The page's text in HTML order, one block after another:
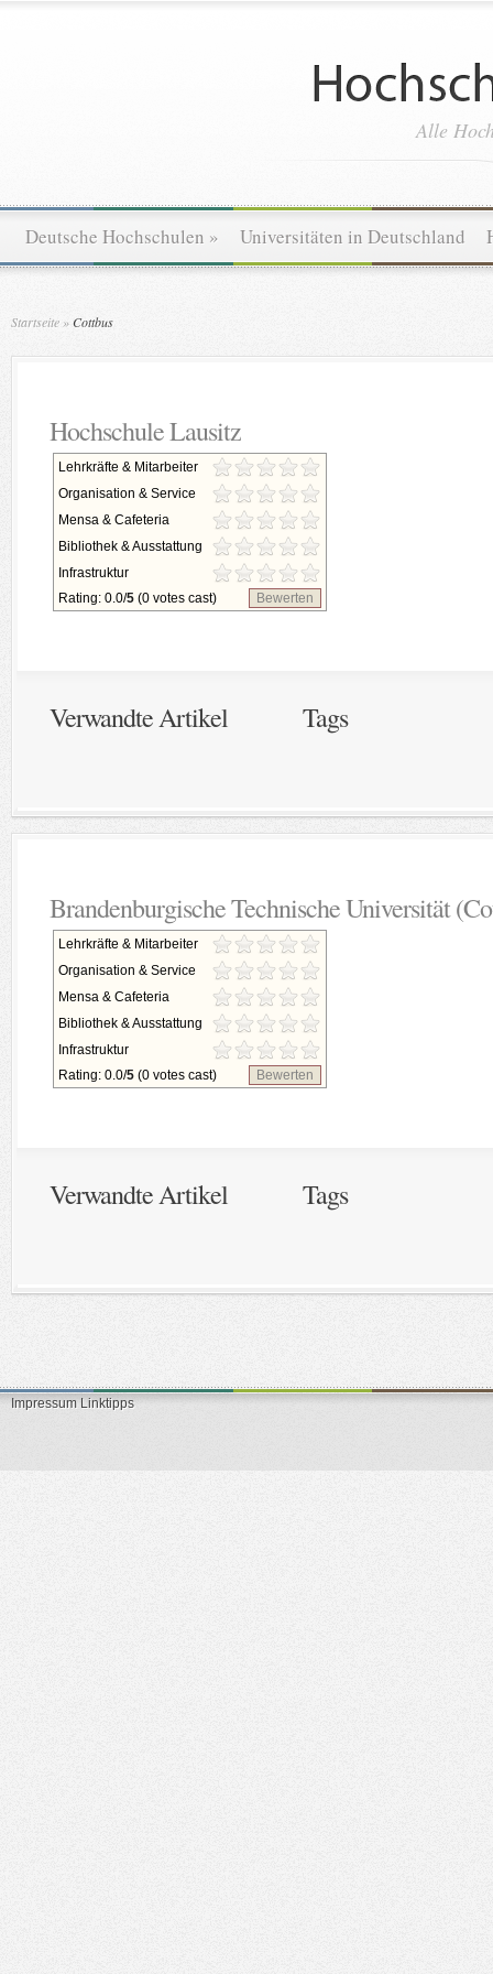
Alle
Deutsche Hochschulen » Universitäten in Deutschland
Startseite »Cottbus
Hochschule Lausitz
Lehrkräfte & Mitarbeiter
Organisation & Service
Mensa & Cafeteria
Bibliothek & Ausstattung
Infrastruktur
Rating: 0.0/5 (0 votes cast) Bewerten
Verwandte Artikel Tags
Brandenburgische Technische Universität
Lehrkräfte & Mitarbeiter
Organisation & Service
Mensa & Cafeteria
Bibliothek & Ausstattung
Infrastruktur
Rating: 0.0/5 (0 votes cast) Bewerten
Verwandte Artikel Tags
Impressum Linktipps